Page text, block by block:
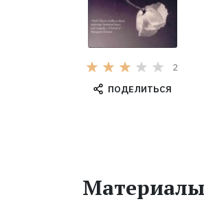
2
ПОДЕЛИТЬСЯ
Материалы